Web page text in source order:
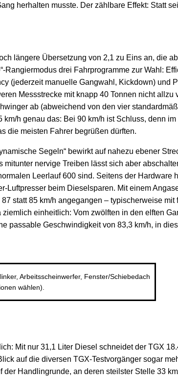
herhalten musste. Der zählbare Effekt: Statt
längere Übersetzung von 2,1 zu Eins an, die
Rangiermodus drei Fahrprogramme zur Wahl:
(jederzeit manuelle Gangwahl, Kickdown) und
Messstrecke mit knapp 40 Tonnen nicht
ab (abweichend von den vier
h genau das: Bei 90 km/h ist Schluss, denn
die meisten Fahrer begrüßen dürften.
Segeln“ bewirkt auf nahezu ebener
mitunter nervige Treiben lässt sich aber
Leerlauf 600 sind. Seitens der
Luftpresser beim Dieselsparen. Mit einem
statt 85 km/h angegangen – typischerweise
einheitlich: Vom zwölften in den elften
passable Geschwindigkeit von 83,3 km/h, in
Arbeitsscheinwerfer, Fenster/Schiebedach
wählen).
Mit nur 31,1 Liter Diesel schneidet der TGX
auf die diversen TGX-Testvorgänger sogar
Handlingrunde, an deren steilster Stelle 33